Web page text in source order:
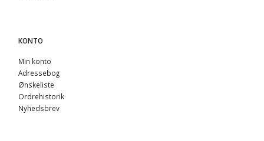
KONTO
Min konto
Adressebog
Ønskeliste
Ordrehistorik
Nyhedsbrev